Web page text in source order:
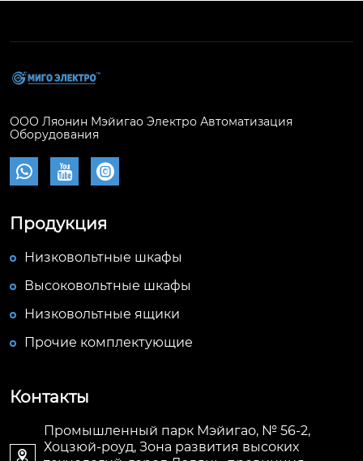
ООО Ляонин Мэйигао Электро Автоматизация
Оборудования
  
Продукция
Низковольтные шкафы
Высоковольтные шкафы
Низковольтные ящики
Прочие комплектующие
Контакты

Промышленный парк Мэйигао, № 56-2,
Хоцзюй-роуд, Зона развития высоких